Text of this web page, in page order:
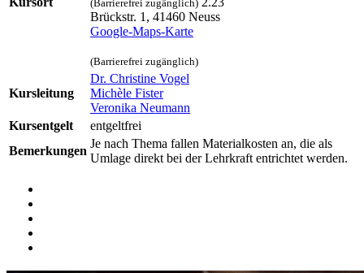
(Barrierefrei zugänglich)
Brückstr. 1, 41460 Neuss
Google-Maps-Karte
(Barrierefrei zugänglich)
Kursleitung
Dr. Christine Vogel
Michèle Fister
Veronika Neumann
Kursentgelt
entgeltfrei
Bemerkungen
Je nach Thema fallen Materialkosten an, die als
Umlage direkt bei der Lehrkraft entrichtet werden.